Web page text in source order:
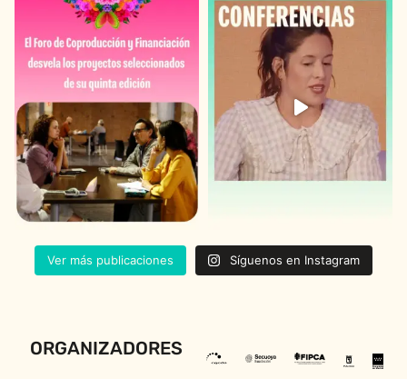
Ver más publicaciones Síguenos en Instagram
ORGANIZADORES